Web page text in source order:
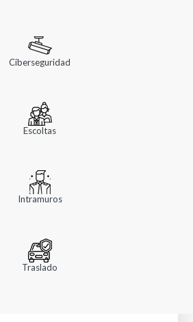
Ciberseguridad
Escoltas
Intramuros
Traslado